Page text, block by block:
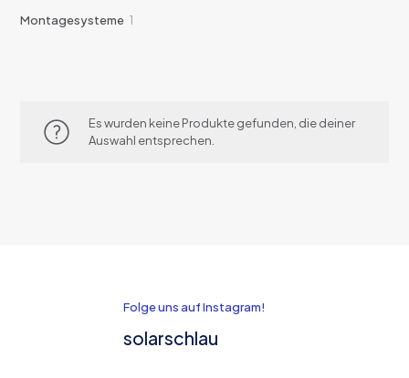
Montagesysteme 1
Es wurden keine Produkte gefunden, die deiner
Auswahl entsprechen.
Folge uns auf Instagram!
solarschlau